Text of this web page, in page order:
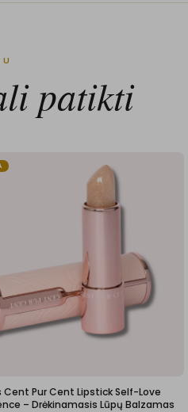
patikti
Cent Pur Cent Lipstick Self-Love
– Drėkinamasis Lūpų Balzamas